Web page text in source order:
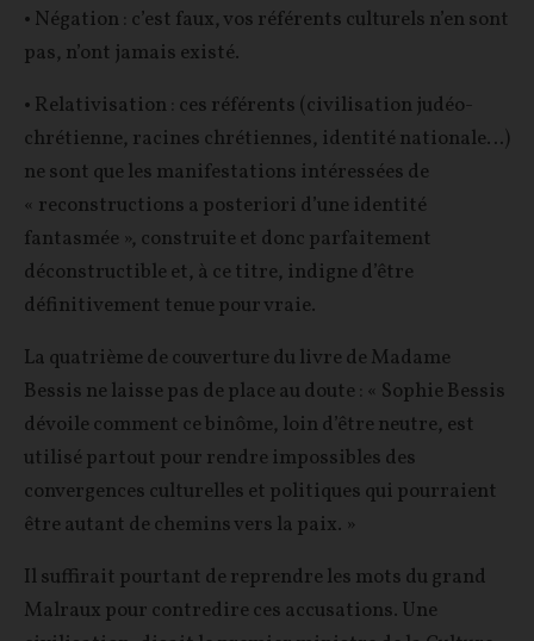
• Négation : c’est faux, vos référents culturels n’en sont
pas, n’ont jamais existé.
• Relativisation : ces référents (civilisation judéo-
chrétienne, racines chrétiennes, identité nationale…)
ne sont que les manifestations intéressées de
« reconstructions a posteriori d’une identité
fantasmée », construite et donc parfaitement
déconstructible et, à ce titre, indigne d’être
définitivement tenue pour vraie.
La quatrième de couverture du livre de Madame
Bessis ne laisse pas de place au doute : « Sophie Bessis
dévoile comment ce binôme, loin d’être neutre, est
utilisé partout pour rendre impossibles des
convergences culturelles et politiques qui pourraient
être autant de chemins vers la paix. »
Il suffirait pourtant de reprendre les mots du grand
Malraux pour contredire ces accusations. Une